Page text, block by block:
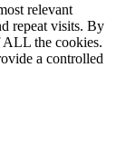
relevant
repeat visits. By
the cookies.
a controlled